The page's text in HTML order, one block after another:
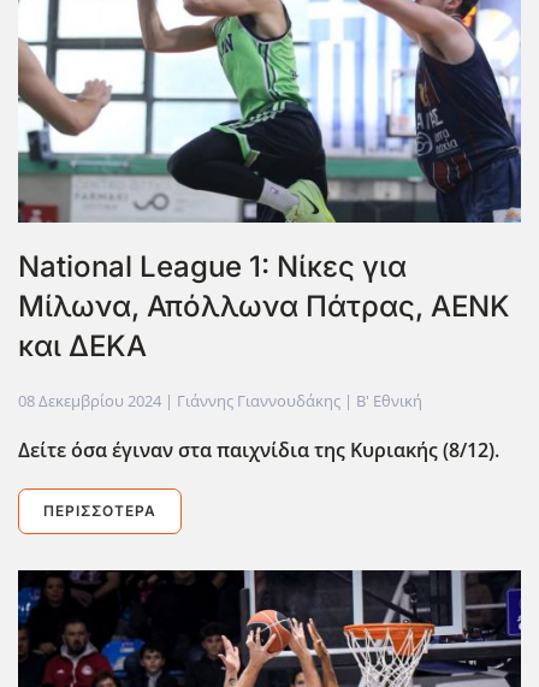
National League 1: Νίκες για
Μίλωνα, Απόλλωνα Πάτρας, ΑΕΝΚ
και ΔΕΚΑ
08 Δεκεμβρίου 2024 | Γιάννης Γιαννουδάκης | Β' Εθνική
Δείτε όσα έγιναν στα παιχνίδια της Κυριακής (8/12).
ΠΕΡΙΣΣΌΤΕΡΑ